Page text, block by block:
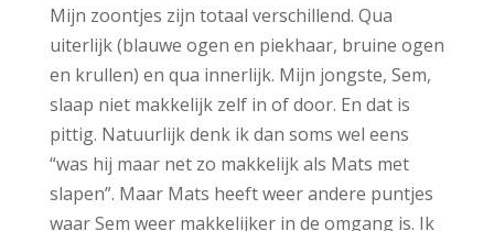
Mijn zoontjes zijn totaal verschillend. Qua
uiterlijk (blauwe ogen en piekhaar, bruine ogen
en krullen) en qua innerlijk. Mijn jongste, Sem,
slaap niet makkelijk zelf in of door. En dat is
pittig. Natuurlijk denk ik dan soms wel eens
“was hij maar net zo makkelijk als Mats met
slapen”. Maar Mats heeft weer andere puntjes
waar Sem weer makkelijker in de omgang is. Ik